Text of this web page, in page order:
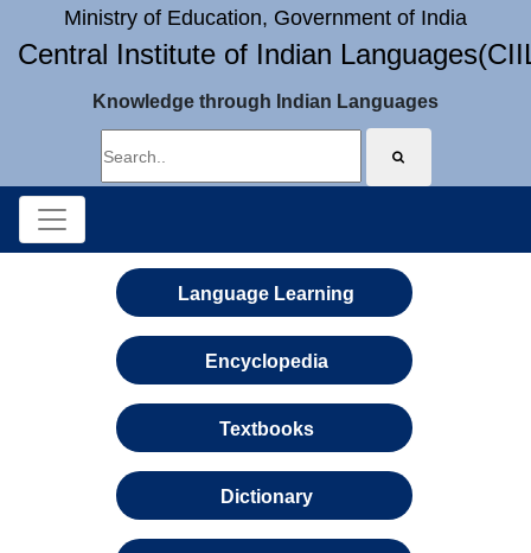
Ministry of Education, Government of India
Central Institute of Indian
Knowledge through Indian Languages
Language Learning
Encyclopedia
Textbooks
Dictionary